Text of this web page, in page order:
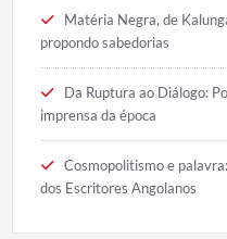
Matéria Negra, de
propondo sabedorias
Da Ruptura ao Diálogo:
imprensa da época
Cosmopolitismo e
dos Escritores Angolanos